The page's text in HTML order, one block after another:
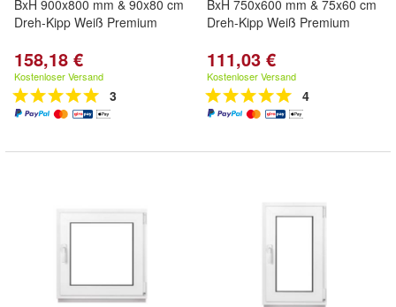
BxH 900x800 mm & 90x80 cm
Dreh-Kipp Weiß Premium
158,18 €
Kostenloser Versand
3
BxH 750x600 mm & 75x60 cm
Dreh-Kipp Weiß Premium
111,03 €
Kostenloser Versand
4